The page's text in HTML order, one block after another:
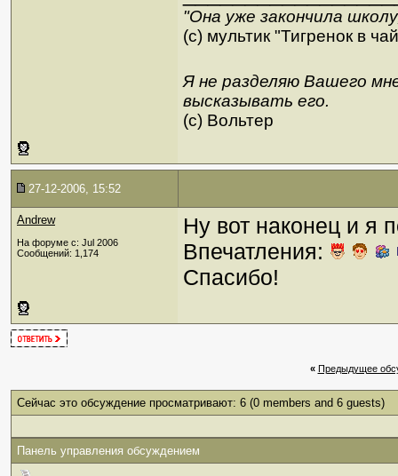
"Она уже закончила
(с) мультик "Тигренок в
Я не разделяю Вашего
высказывать его.
(c) Вольтер
27-12-2006, 15:52
Andrew
На форуме с: Jul 2006
Сообщений: 1,174
Ну вот наконец и я
Впечатления:
Спасибо!
« Предыдущее
Сейчас это обсуждение просматривают: 6 (0 members and 6 guests)
Панель управления обсуждением